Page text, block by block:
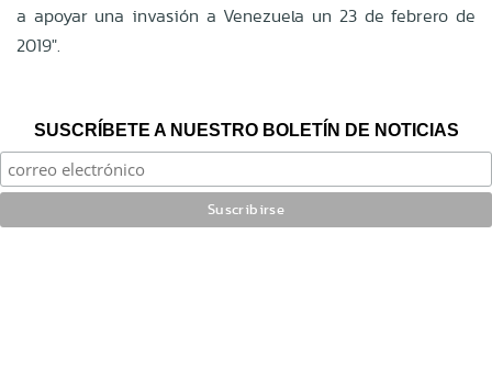
a apoyar una invasión a Venezuela un 23 de febrero de
2019".
SUSCRÍBETE A NUESTRO BOLETÍN DE NOTICIAS